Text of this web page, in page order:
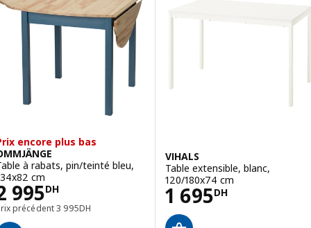
encore plus bas
à rabats, pin/teinté bleu,
cm
995DH
2995DH
précédent3 995DH
Prix précédent 3995DH
VIHALS
Table extensible, blanc,
120/180x74 cm
1 695DH
Prix 1695DH